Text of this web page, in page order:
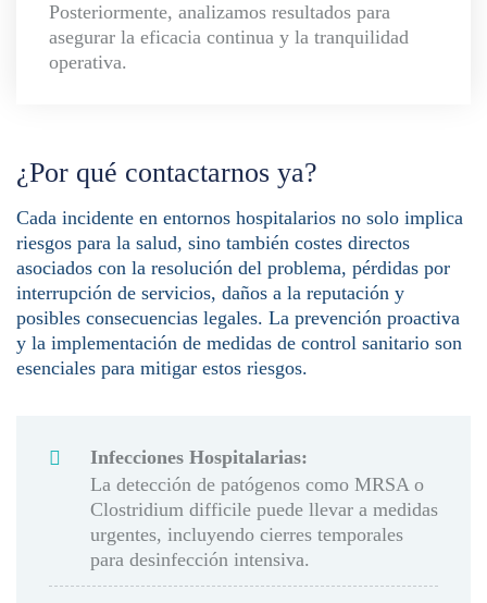
Posteriormente, analizamos resultados para
asegurar la eficacia continua y la tranquilidad
operativa.
¿Por qué contactarnos ya?
Cada incidente en entornos hospitalarios no solo implica
riesgos para la salud, sino también costes directos
asociados con la resolución del problema, pérdidas por
interrupción de servicios, daños a la reputación y
posibles consecuencias legales. La prevención proactiva
y la implementación de medidas de control sanitario son
esenciales para mitigar estos riesgos.
Infecciones Hospitalarias:
La detección de patógenos como MRSA o
Clostridium difficile puede llevar a medidas
urgentes, incluyendo cierres temporales
para desinfección intensiva.